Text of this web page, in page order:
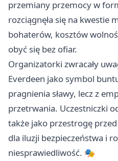
przemiany przemocy w
rozciągnęła się na kwestie
bohaterów, kosztów
obyć się bez ofiar.
Organizatorki zwracały
Everdeen jako symbol
pragnienia sławy, lecz z
przetrwania. Uczestniczki
także jako przestrogę
dla iluzji bezpieczeństwa i
niesprawiedliwość. 🎭